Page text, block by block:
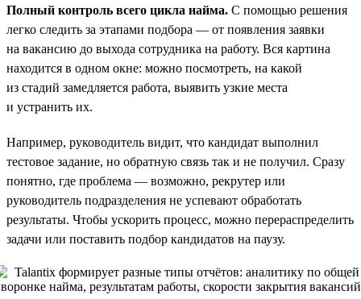
Полный контроль всего цикла найма. С помощью решения
легко следить за этапами подбора — от появления заявки
на вакансию до выхода сотрудника на работу. Вся картина
находится в одном окне: можно посмотреть, на какой
из стадий замедляется работа, выявить узкие места
и устранить их.
Например, руководитель видит, что кандидат выполнил
тестовое задание, но обратную связь так и не получил. Сразу
понятно, где проблема — возможно, рекрутер или
руководитель подразделения не успевают обработать
результаты. Чтобы ускорить процесс, можно перераспределить
задачи или поставить подбор кандидатов на паузу.